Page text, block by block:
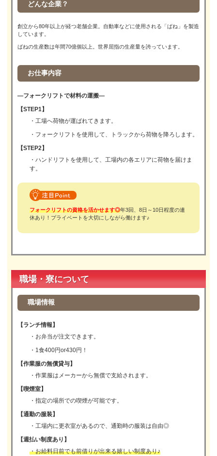
どんな企業？
創立から80年以上が経つ老舗企業。自動車などに使用される「ばね」を製造
しています。
ばねの生産数は年間70億個以上。世界屈指の生産量を誇っています。
お仕事内容
―フォークリフトで材料の運搬―
【STEP1】
・工場へ荷物が運ばれてきます。
・フォークリフトを使用して、トラックから荷物を降ろします。
【STEP2】
・ハンドリフトを使用して、工場内の各エリアに荷物を届けま
す。
フォークリフトの資格を活かせます◎年3回、8日～10日程度の連
休あり！プライベートを大切にしながら働けます♪
職場・寮について
職場情報
【ランチ情報】
・お弁当が注文できます。
・1食400円or430円！
【作業服の無償貸与】
・作業服はメーカーから無償で支給されます。
【喫煙室】
・指定の場所での喫煙が可能です。
【通勤の服装】
・工場内に更衣室があるので、通勤時の服装は自由◎
【週払い制度あり】
・お給料日前でも前借りが出来る嬉しい制度あり♪